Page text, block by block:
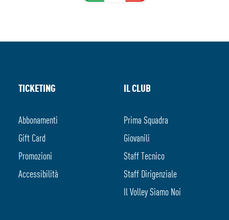
TICKETING
Abbonamenti
Gift Card
Promozioni
Accessibilità
IL CLUB
Prima Squadra
Giovanili
Staff Tecnico
Staff Dirigenziale
Il Volley Siamo Noi